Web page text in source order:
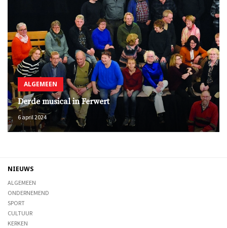
ALGEMEEN
Derde musical in Ferwert
6 april 2024
NIEUWS
ALGEMEEN
ONDERNEMEND
SPORT
CULTUUR
KERKEN